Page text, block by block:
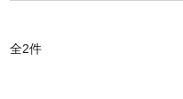
全2件